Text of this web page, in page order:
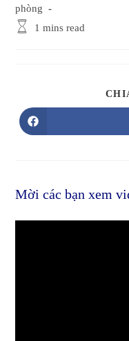
category:
phòng
Reading1 mins read
Mời các bạn xem